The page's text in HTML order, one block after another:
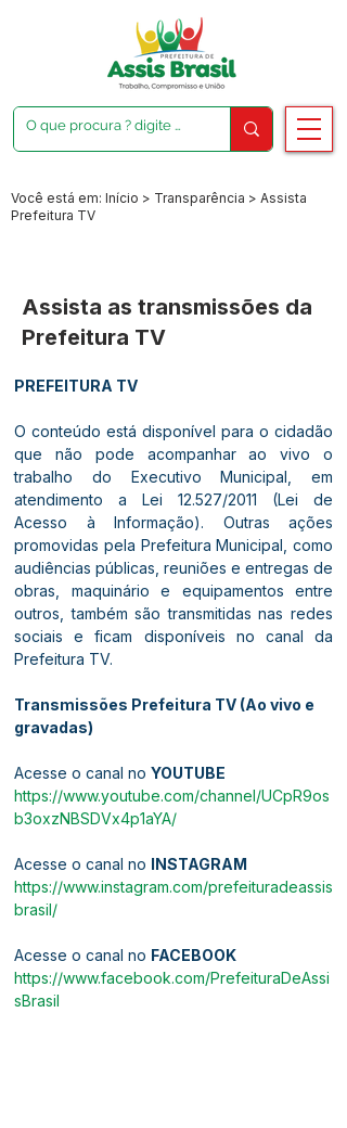
Você está em: Início > Transparência > Assista
Prefeitura TV
Assista as transmissões da
Prefeitura TV
PREFEITURA TV
O conteúdo está disponível para o cidadão
que não pode acompanhar ao vivo o
trabalho do Executivo Municipal, em
atendimento a Lei 12.527/2011 (Lei de
Acesso à Informação). Outras ações
promovidas pela Prefeitura Municipal, como
audiências públicas, reuniões e entregas de
obras, maquinário e equipamentos entre
outros, também são transmitidas nas redes
sociais e ficam disponíveis no canal da
Prefeitura TV.
Transmissões Prefeitura TV (Ao vivo e
gravadas)
Acesse o canal no YOUTUBE
https://www.youtube.com/channel/UCpR9os
b3oxzNBSDVx4p1aYA/
Acesse o canal no INSTAGRAM
https://www.instagram.com/prefeituradeassis
brasil/
Acesse o canal no FACEBOOK
https://www.facebook.com/PrefeituraDeAssi
sBrasil